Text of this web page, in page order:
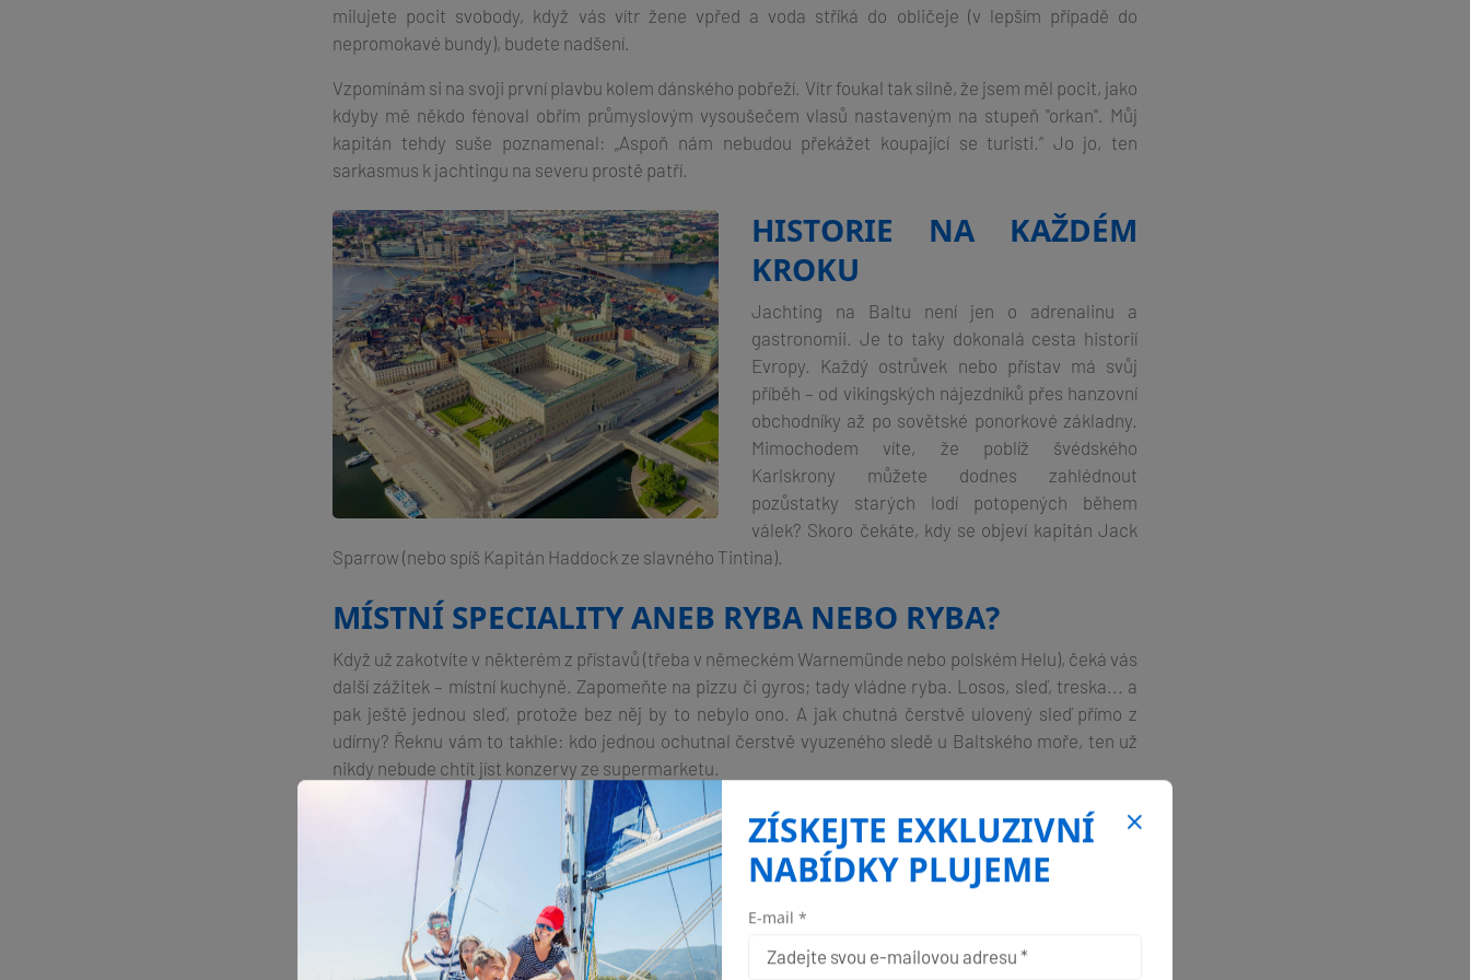
milujete pocit svobody, když vás vítr žene vpřed a voda stříká do obličeje (v lepším případě do
nepromokavé bundy), budete nadšení.
Vzpomínám si na svoji první plavbu kolem dánského pobřeží. Vítr foukal tak silně, že jsem měl pocit, jako
kdyby mě někdo fénoval obřím průmyslovým vysoušečem vlasů nastaveným na stupeň "orkan". Můj
kapitán tehdy suše poznamenal: „Aspoň nám nebudou překážet koupající se turisti.“ Jo jo, ten
sarkasmus k jachtingu na severu prostě patří.
HISTORIE NA KAŽDÉM
KROKU
Jachting na Baltu není jen o adrenalinu a
gastronomii. Je to taky dokonalá cesta historií
Evropy. Každý ostrůvek nebo přístav má svůj
příběh – od vikingských nájezdníků přes hanzovní
obchodníky až po sovětské ponorkové základny.
Mimochodem víte, že poblíž švédského
Karlskrony můžete dodnes zahlédnout
pozůstatky starých lodí potopených během
válek? Skoro čekáte, kdy se objeví kapitán Jack
Sparrow (nebo spíš Kapitán Haddock ze slavného Tintina).
MÍSTNÍ SPECIALITY ANEB RYBA NEBO RYBA?
Když už zakotvíte v některém z přístavů (třeba v německém Warnemünde nebo polském Helu), čeká vás
další zážitek – místní kuchyně. Zapomeňte na pizzu či gyros; tady vládne ryba. Losos, sleď, treska... a
pak ještě jednou sleď, protože bez něj by to nebylo ono. A jak chutná čerstvě ulovený sleď přímo z
udírny? Řeknu vám to takhle: kdo jednou ochutnal čerstvě vyuzeného sledě u Baltského moře, ten už
nikdy nebude chtít jíst konzervy ze supermarketu.
TAKŽE CO S SEBOU?
Pokud vás můj článek přesvědčil (nebo jste prostě jen dobrodruh), tady máte pár tipů:
Nepromokavá bunda a kalhoty – bez nich ani ránu!
Termoska s horkým čajem nebo grogem (věřte mi).
Dobrá nálada a smysl pro humor – protože když vám potřetí za den zmokne veškeré oblečení a vy
ZÍSKEJTE EXKLUZIVNÍ
NABÍDKY PLUJEME
E-mail *